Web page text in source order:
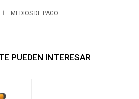
MEDIOS DE PAGO
PUEDEN INTERESAR